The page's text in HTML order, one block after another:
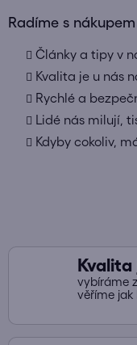
Radíme s nákupem
Články a tipy v
Kvalita je u nás
Rychlé a
Lidé nás milují,
Kdyby cokoliv,
vybíráme
věříme